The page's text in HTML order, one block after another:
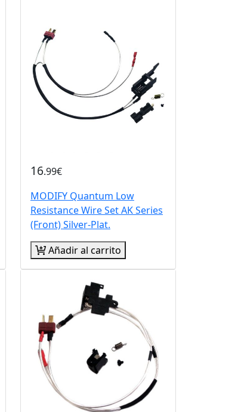
16.99€
MODIFY Quantum Low
Resistance Wire Set AK Series
(Front) Silver-Plat.
Añadir al carrito